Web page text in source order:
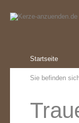
Startseite
Sie befinden